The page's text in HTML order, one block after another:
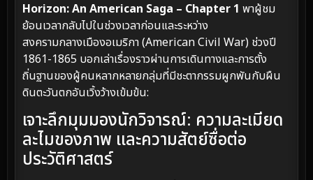
Horizon: An American Saga – Chapter 1 พาผู้ชม
ย้อนเวลากลับไปในช่วงเวลาก่อนและระหว่าง
สงครามกลางเมืองอเมริกา (American Civil War) ช่วงปี
1861-1865 บอกเล่าเรื่องราวผ่านการเดินทางและการตั้ง
ถิ่นฐานของผู้คนหลากหลายกลุ่มที่มีชะตากรรมผูกพันกับผืน
ดินตะวันตกอันเวิ้งว้างเข้มข้น:
เจาะลึกมุมมองนักวิจารณ์: ความละเมียด
ละไมของภาพ และความสัตย์ซื่อต่อ
ประวัติศาสตร์